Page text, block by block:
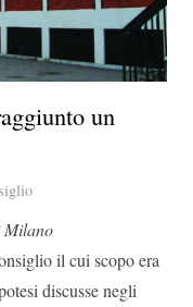
un
Milano
il cui scopo era
discusse negli